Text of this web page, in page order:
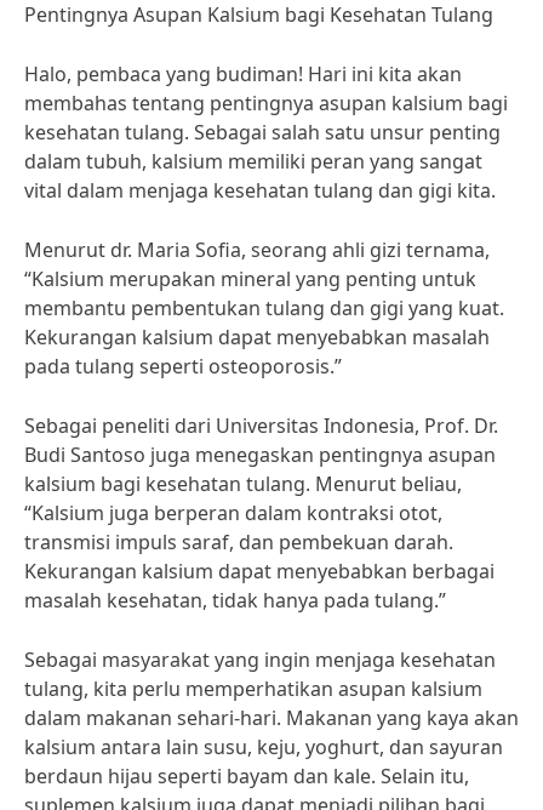
Pentingnya Asupan Kalsium bagi Kesehatan Tulang
Halo, pembaca yang budiman! Hari ini kita akan
membahas tentang pentingnya asupan kalsium bagi
kesehatan tulang. Sebagai salah satu unsur penting
dalam tubuh, kalsium memiliki peran yang sangat
vital dalam menjaga kesehatan tulang dan gigi kita.
Menurut dr. Maria Sofia, seorang ahli gizi ternama,
“Kalsium merupakan mineral yang penting untuk
membantu pembentukan tulang dan gigi yang kuat.
Kekurangan kalsium dapat menyebabkan masalah
pada tulang seperti osteoporosis.”
Sebagai peneliti dari Universitas Indonesia, Prof. Dr.
Budi Santoso juga menegaskan pentingnya asupan
kalsium bagi kesehatan tulang. Menurut beliau,
“Kalsium juga berperan dalam kontraksi otot,
transmisi impuls saraf, dan pembekuan darah.
Kekurangan kalsium dapat menyebabkan berbagai
masalah kesehatan, tidak hanya pada tulang.”
Sebagai masyarakat yang ingin menjaga kesehatan
tulang, kita perlu memperhatikan asupan kalsium
dalam makanan sehari-hari. Makanan yang kaya akan
kalsium antara lain susu, keju, yoghurt, dan sayuran
berdaun hijau seperti bayam dan kale. Selain itu,